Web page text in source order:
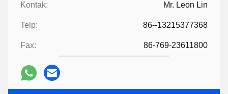
Kontak: Mr. Leon Lin
Telp: 86--13215377368
Fax: 86-769-23611800